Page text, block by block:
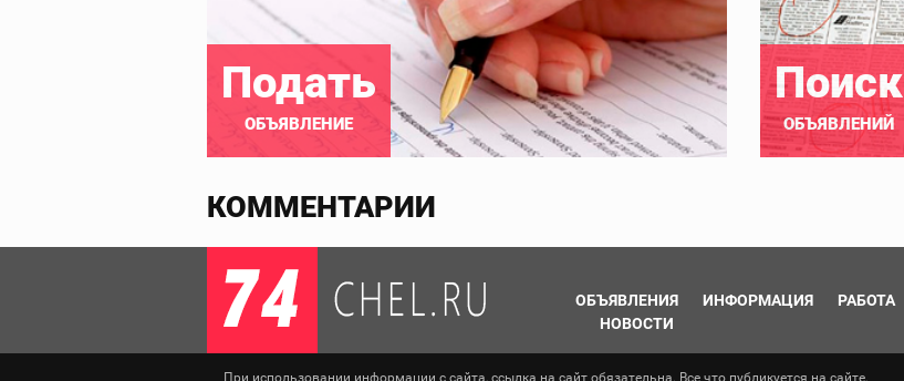
Подать
ОБЪЯВЛЕНИЕ
Поиск
ОБЪЯВЛЕНИЙ
КОММЕНТАРИИ
ОБЪЯВЛЕНИЯ ИНФОРМАЦИЯ РАБОТА
НОВОСТИ
При использовании информации с сайта, ссылка на сайт обязательна. Все что публикуется на сайте,